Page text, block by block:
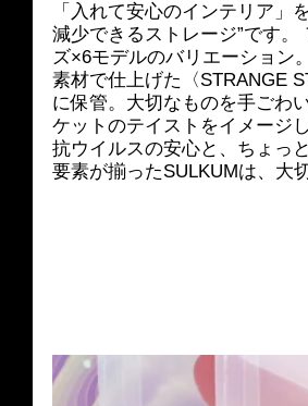
「入れて安心のインテリア」
減少できるストレージ”です
ズ×6モデルのバリエーション
素材で仕上げた〈STRANGE
に保管。大切なものを手ごわ
ケットのテイストをイメージ
抗ウイルスの安心と、ちょっ
要素が揃ったSULKUMは、大